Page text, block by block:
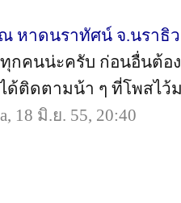
หาดนราทัศน์ จ.นราธิ
กคนน่ะครับ ก่อนอื่นต้อ
ด้ติดตามน้า ๆ ที่โพสไว้
18 มิ.ย. 55, 20:40